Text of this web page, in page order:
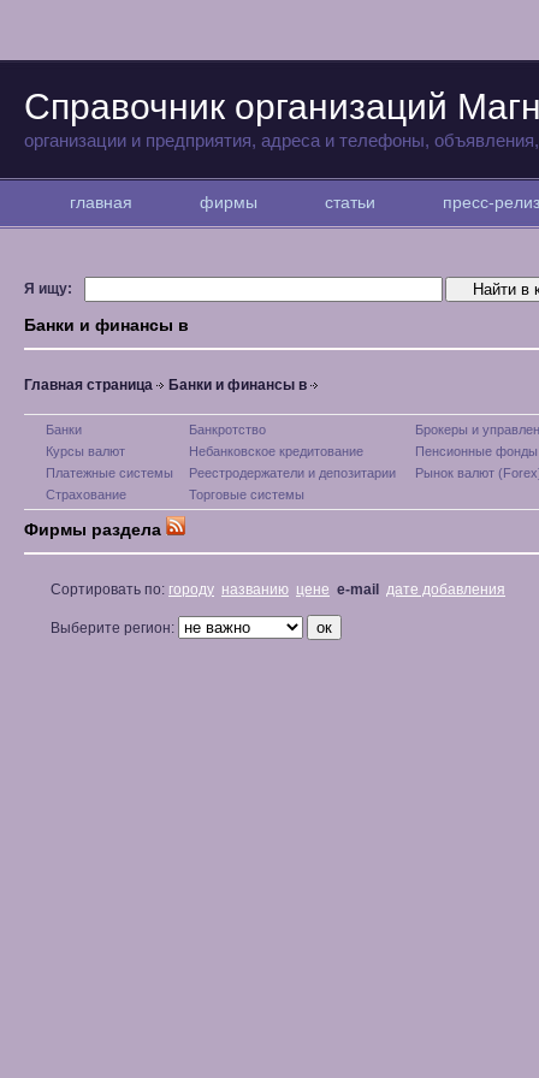
Справочник организаций
организации и предприятия, адреса и телефоны,
главная фирмы статьи пресс-
Я ищу:
Банки и финансы в
Главная страница Банки и финансы в
Банки Банкротство
Брокеры и
Курсы валют
Небанковское кредитование
Пенсионные фонды
Платежные системы
Реестродержатели и депозитарии
Рынок валют
Страхование
Торговые системы
Фирмы раздела
Сортировать по: городу названию цене e-mail дате добавления
Выберите регион: